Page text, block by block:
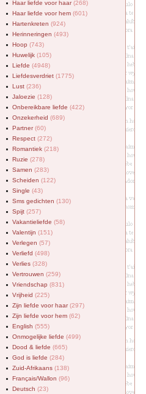
Haar liefde voor haar(268)
Haar liefde voor hem (601)
Hartenkreten (924)
Herinneringen (493)
Hoop (743)
Huwelijk (105)
Liefde (4948)
Liefdesverdriet (1775)
Lust (236)
Jaloezie (128)
Onbereikbare liefde (422)
Onzekerheid (689)
Partner(60)
Respect (272)
Romantiek (218)
Ruzie (278)
Samen (283)
Scheiden (122)
Single (43)
Sms gedichten (130)
Spijt (257)
Vakantieliefde (58)
Valentijn (151)
Verlegen (57)
Verliefd (498)
Verlies (328)
Vertrouwen (259)
Vriendschap (831)
Vrijheid (225)
Zijn liefde voor haar(297)
Zijn liefde voor hem (62)
English (555)
Onmogelijke liefde (499)
Dood & liefde (665)
God is liefde (284)
Zuid-Afrikaans (138)
Français/Wallon (96)
Deutsch (23)